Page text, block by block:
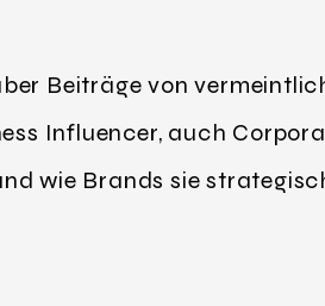
Beiträge von
Influencer, auch
wie Brands sie